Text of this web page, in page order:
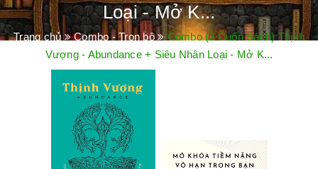
Loại - Mở K...
Trang chủ Combo - Trọn bộ
Combo (2 Cuốn Sách) Thịnh
Vượng - Abundance + Siêu Nhân Loại - Mở K...